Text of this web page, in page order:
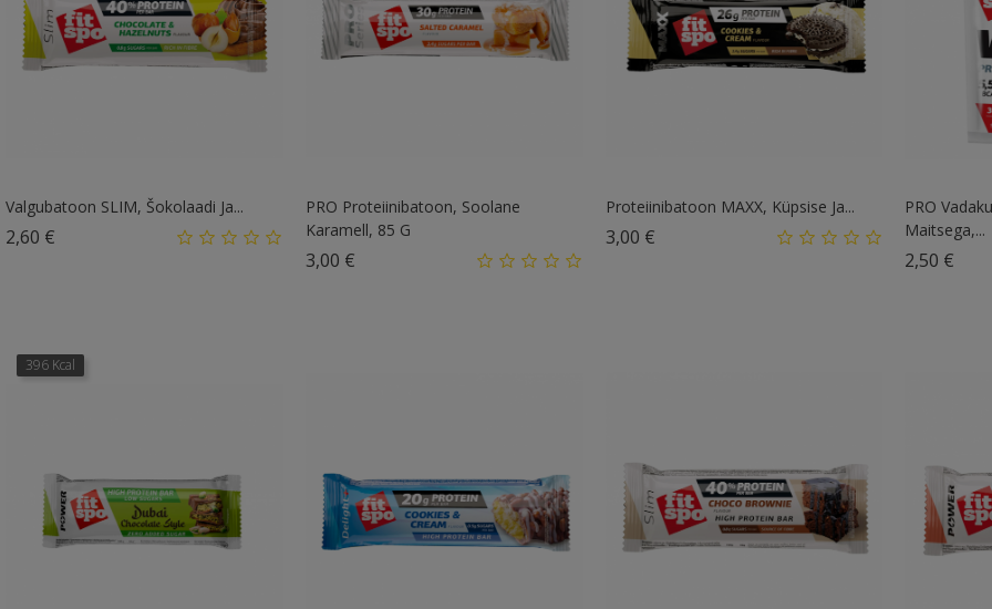
Valgubatoon SLIM, Šokolaadi Ja...
2,60 €
PRO Proteiinibatoon, Soolane
Karamell, 85 G
3,00 €Hind
Proteiinibatoon MAXX, Küpsise Ja...
3,00 €Hind
PRO
Maitsega,...
2,50 €
396 Kcal